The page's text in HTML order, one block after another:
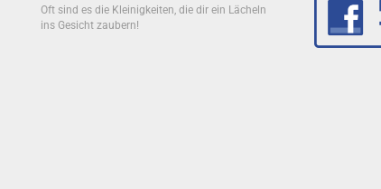
Oft sind es die Kleinigkeiten, die dir ein Lächeln
ins Gesicht zaubern!